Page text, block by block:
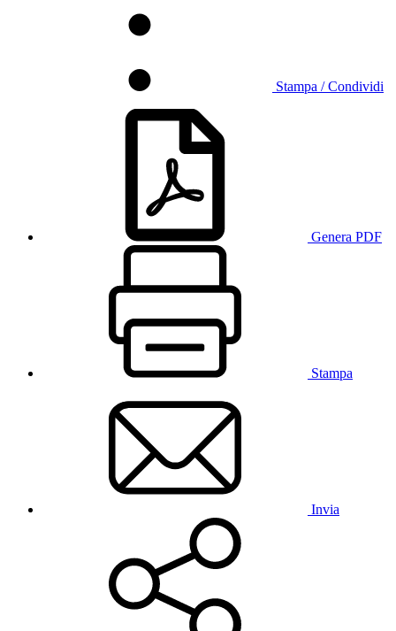
Stampa / Condividi
Genera PDF
Stampa
Invia